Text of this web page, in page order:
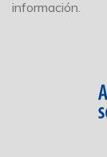
información.